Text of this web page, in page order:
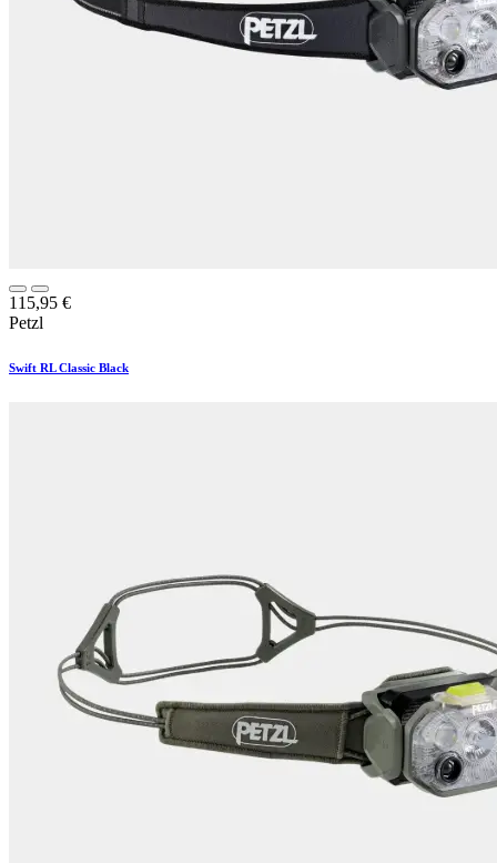
115,95 €
Petzl
Swift RL Classic Black